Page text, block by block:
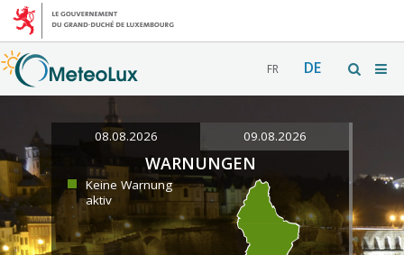
FR DE
08.08.2026 09.08.2026
WARNUNGEN
Keine Warnung
aktiv